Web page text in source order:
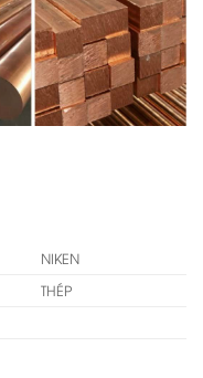
NIKEN
THÉP